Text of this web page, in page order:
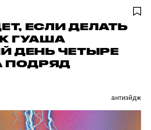
ЕСЛИ ДЕЛАТЬ
ГУАША
ДЕНЬ ЧЕТЫРЕ
ПОДРЯД
антиэйдж